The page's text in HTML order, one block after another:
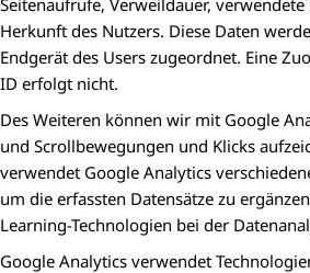
Seitenaufrufe, Verweildauer,
Herkunft des Nutzers. Diese Daten
Endgerät des Users zugeordnet. Eine
ID erfolgt nicht.
Des Weiteren können wir mit Google
und Scrollbewegungen und Klicks
verwendet Google Analytics
um die erfassten Datensätze zu
Learning-Technologien bei der
Google Analytics verwendet